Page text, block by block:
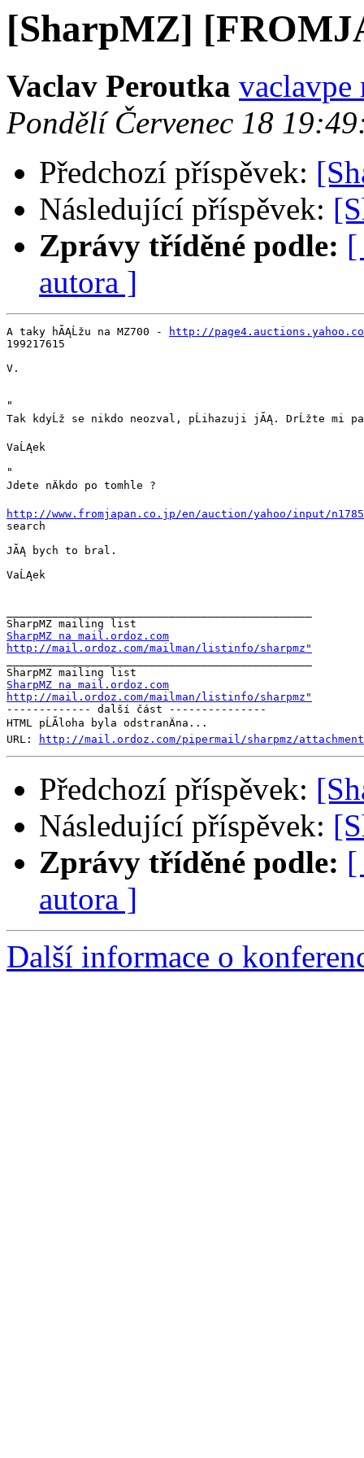
[SharpMZ]
Vaclav Peroutka vaclavpe
Pondělí Červenec 18
Předchozí příspěvek:
Následující příspěvek:
Zprávy tříděné podle: [
autora ]
A taky hĂĄĹžu na MZ700 -
http://
199217615
V.
"
Tak kdyĹž se nikdo neozval, pĹihazuji jĂĄ. DrĹžte mi
VaĹĄek
"
Jdete nÄkdo po tomhle ?
http://www.fromjapan.co.jp/en/auction/yahoo/input/
search
JĂĄ bych to bral.
VaĹĄek
SharpMZ na mail.ordoz.com
http://mail.ordoz.com/mailman/listinfo/sharpmz"
SharpMZ na mail.ordoz.com
http://mail.ordoz.com/mailman/listinfo/sharpmz"
------------- další část ---------------
HTML pĹĂ­loha byla odstranÄna...
URL:
http://mail.ordoz.com/pipermail/sharpmz/
Předchozí příspěvek:
Následující příspěvek:
Zprávy tříděné podle: [
autora ]
Další informace o